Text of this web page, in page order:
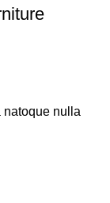
natoque nulla